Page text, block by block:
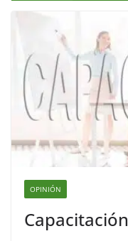
OPINIÓN
Capacitación